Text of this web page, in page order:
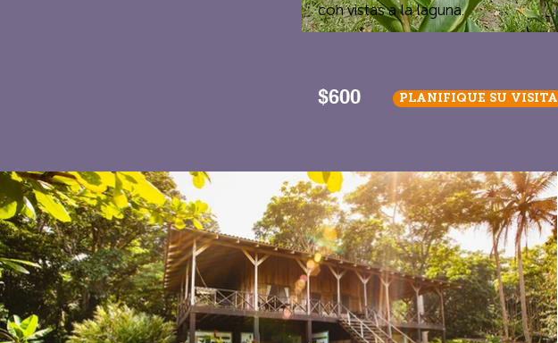
con vistas a la laguna.
$600 PLANIFIQUE SU VISITA